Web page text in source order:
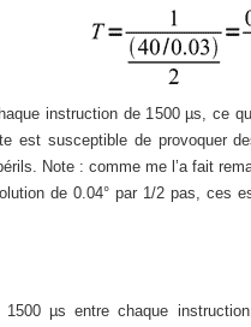
instruction de 1500 µs, ce
est susceptible de provoquer
Note : comme me l’a fait
de 0.04° par 1/2 pas, ces
µs entre chaque